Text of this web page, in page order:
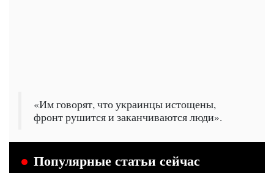
«Им говорят, что украинцы истощены,
фронт рушится и заканчиваются люди».
Популярные статьи сейчас